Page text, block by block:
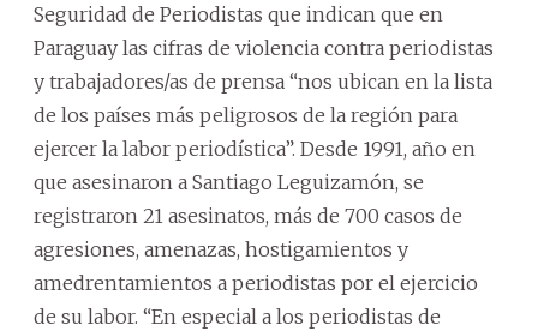
Seguridad de Periodistas que indican que en
Paraguay las cifras de violencia contra periodistas
y trabajadores/as de prensa “nos ubican en la lista
de los países más peligrosos de la región para
ejercer la labor periodística”. Desde 1991, año en
que asesinaron a Santiago Leguizamón, se
registraron 21 asesinatos, más de 700 casos de
agresiones, amenazas, hostigamientos y
amedrentamientos a periodistas por el ejercicio
de su labor. “En especial a los periodistas de